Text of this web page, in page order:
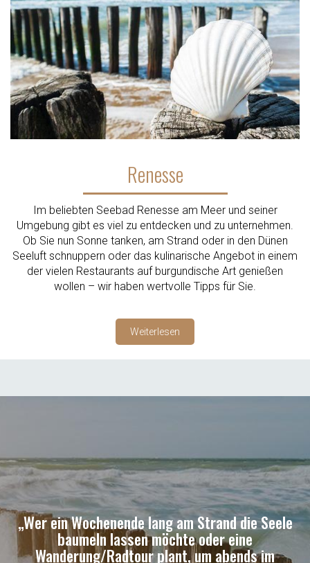
Renesse
Im beliebten Seebad Renesse am Meer und seiner
Umgebung gibt es viel zu entdecken und zu unternehmen.
Ob Sie nun Sonne tanken, am Strand oder in den Dünen
Seeluft schnuppern oder das kulinarische Angebot in einem
der vielen Restaurants auf burgundische Art genießen
wollen – wir haben wertvolle Tipps für Sie.
Weiterlesen
„Wer ein Wochenende lang am Strand die Seele
baumeln lassen möchte oder eine
Wanderung/Radtour plant, um abends im